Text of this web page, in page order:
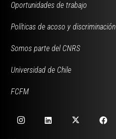
Oportunidades de trabajo
Políticas de acoso y discriminación
Somos parte del CNRS
Universidad de Chile
FCFM